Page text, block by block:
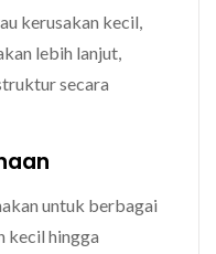
kerusakan kecil,
lebih lanjut,
secara
untuk berbagai
kecil hingga